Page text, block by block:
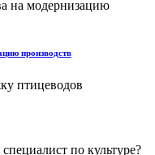
производств